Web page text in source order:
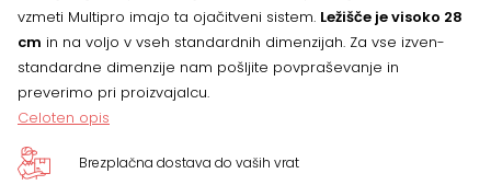
vzmeti Multipro imajo ta ojačitveni sistem. Ležišče je visoko 28
cm in na voljo v vseh standardnih dimenzijah. Za vse izven-
standardne dimenzije nam pošljite povpraševanje in
preverimo pri proizvajalcu.
Celoten opis
Brezplačna dostava do vaših vrat